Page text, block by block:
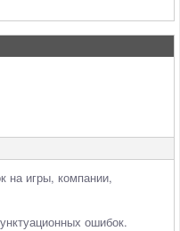
на игры, компании,
ошибок.